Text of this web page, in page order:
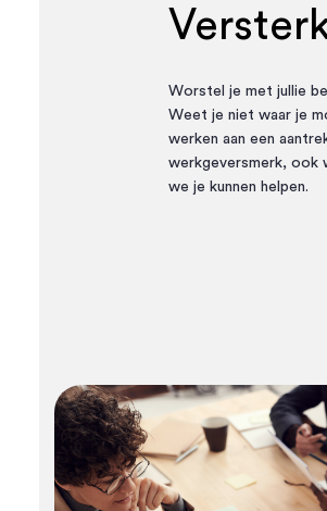
Worstel je met jullie
Weet je niet waar je
werken aan een
werkgeversmerk, ook
we je kunnen helpen.